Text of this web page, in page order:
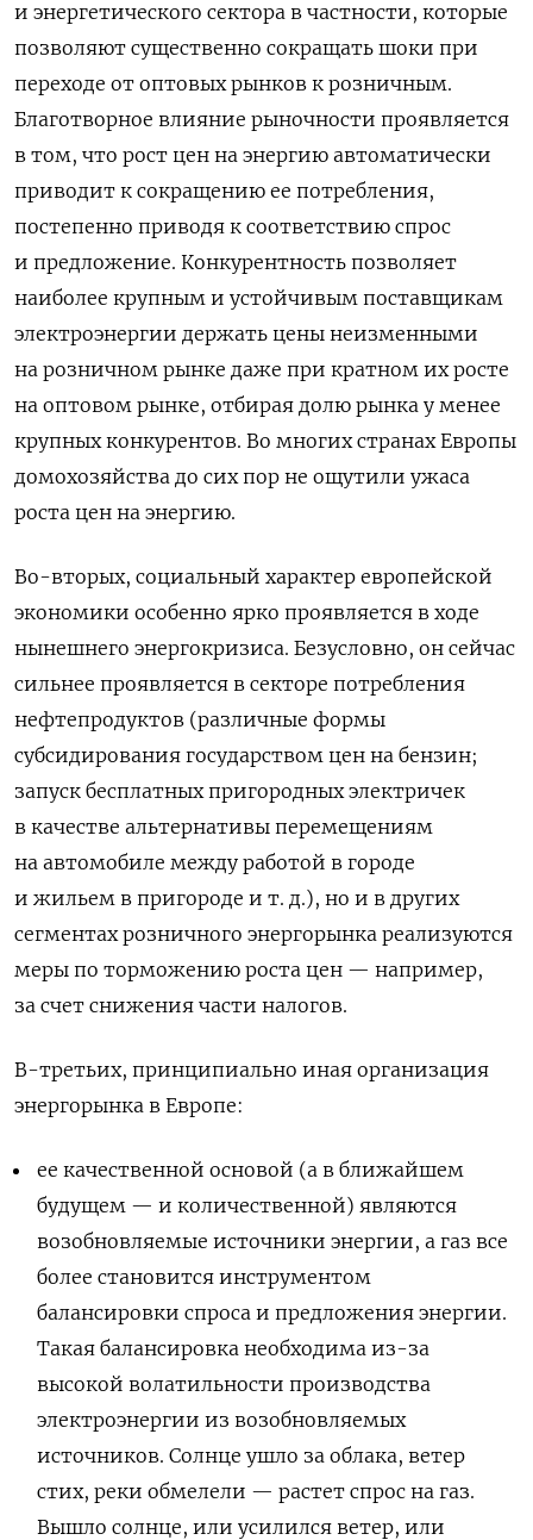
и энергетического сектора в частности, которые
позволяют существенно сокращать шоки при
переходе от оптовых рынков к розничным.
Благотворное влияние рыночности проявляется
в том, что рост цен на энергию автоматически
приводит к сокращению ее потребления,
постепенно приводя к соответствию спрос
и предложение. Конкурентность позволяет
наиболее крупным и устойчивым поставщикам
электроэнергии держать цены неизменными
на розничном рынке даже при кратном их росте
на оптовом рынке, отбирая долю рынка у менее
крупных конкурентов. Во многих странах Европы
домохозяйства до сих пор не ощутили ужаса
роста цен на энергию.
Во-вторых, социальный характер европейской
экономики особенно ярко проявляется в ходе
нынешнего энергокризиса. Безусловно, он сейчас
сильнее проявляется в секторе потребления
нефтепродуктов (различные формы
субсидирования государством цен на бензин;
запуск бесплатных пригородных электричек
в качестве альтернативы перемещениям
на автомобиле между работой в городе
и жильем в пригороде и т. д.), но и в других
сегментах розничного энергорынка реализуются
меры по торможению роста цен — например,
за счет снижения части налогов.
В-третьих, принципиально иная организация
энергорынка в Европе:
ее качественной основой (а в ближайшем
будущем — и количественной) являются
возобновляемые источники энергии, а газ все
более становится инструментом
балансировки спроса и предложения энергии.
Такая балансировка необходима из-за
высокой волатильности производства
электроэнергии из возобновляемых
источников. Солнце ушло за облака, ветер
стих, реки обмелели — растет спрос на газ.
Вышло солнце, или усилился ветер, или